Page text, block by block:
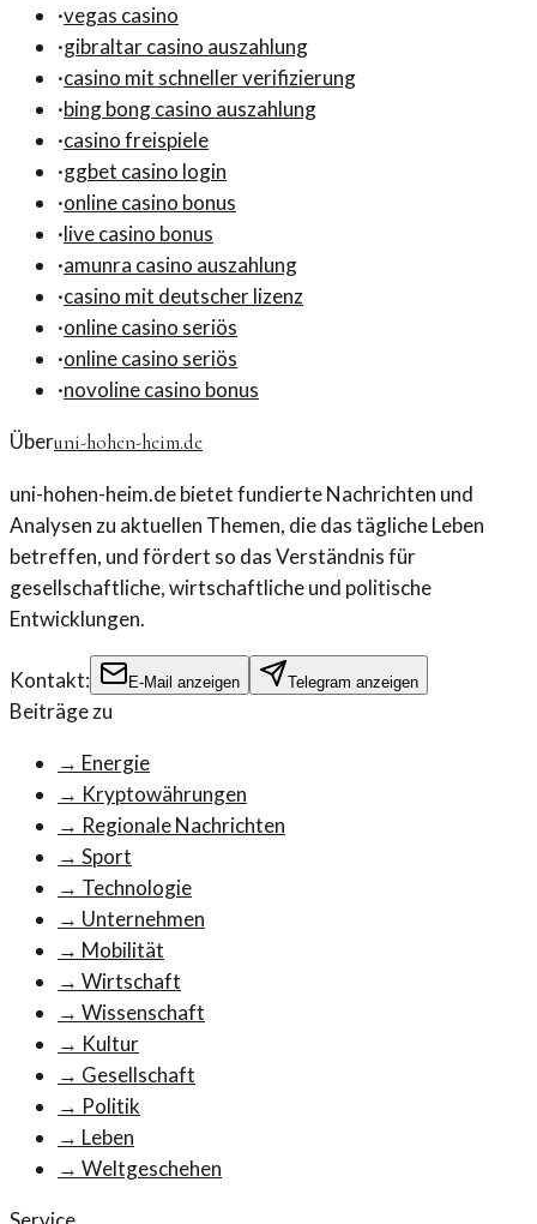
·vegas casino
·gibraltar casino auszahlung
·casino mit schneller verifizierung
·bing bong casino auszahlung
·casino freispiele
·ggbet casino login
·online casino bonus
·live casino bonus
·amunra casino auszahlung
·casino mit deutscher lizenz
·online casino seriös
·online casino seriös
·novoline casino bonus
Überuni-hohen-heim.de
uni-hohen-heim.de bietet fundierte Nachrichten und
Analysen zu aktuellen Themen, die das tägliche Leben
betreffen, und fördert so das Verständnis für
gesellschaftliche, wirtschaftliche und politische
Entwicklungen.
Kontakt: E-Mail anzeigen Telegram anzeigen
Beiträge zu
→ Energie
→ Kryptowährungen
→ Regionale Nachrichten
→ Sport
→ Technologie
→ Unternehmen
→ Mobilität
→ Wirtschaft
→ Wissenschaft
→ Kultur
→ Gesellschaft
→ Politik
→ Leben
→ Weltgeschehen